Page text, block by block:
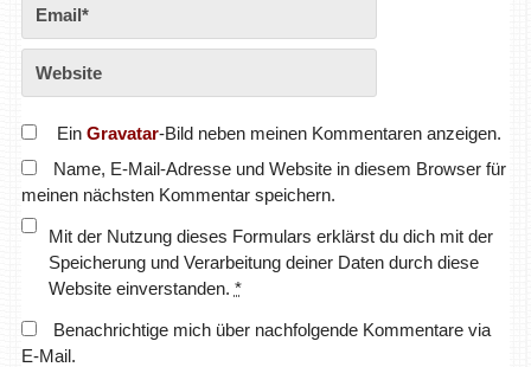
Ein Gravatar-Bild neben meinen Kommentaren anzeigen.
Name, E-Mail-Adresse und Website in diesem Browser für
meinen nächsten Kommentar speichern.
Mit der Nutzung dieses Formulars erklärst du dich mit der
Speicherung und Verarbeitung deiner Daten durch diese
Website einverstanden. *
Benachrichtige mich über nachfolgende Kommentare via
E-Mail.